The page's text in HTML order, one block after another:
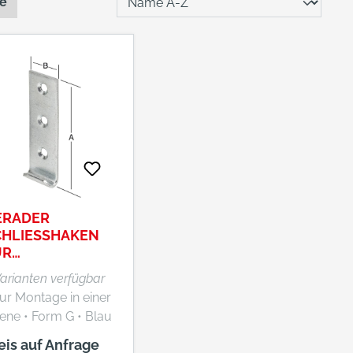
F
K
verfügbar
Montage in einer
G • Blau
auf Anfrage